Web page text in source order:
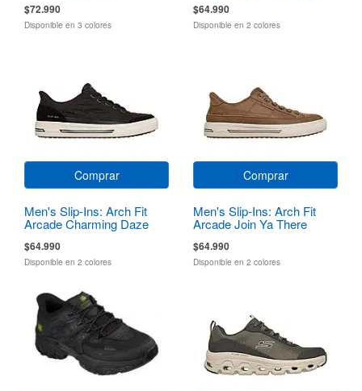
$72.990
Disponible en 3 colores
$64.990
Disponible en 2 colores
Comprar
Men's Slip-Ins: Arch Fit
Arcade Charming Daze
$64.990
Disponible en 2 colores
Comprar
Men's Slip-Ins: Arch Fit
Arcade Join Ya There
$64.990
Disponible en 2 colores